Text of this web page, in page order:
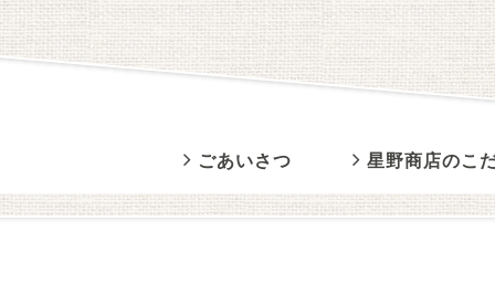
ごあいさつ 星野商店のこ